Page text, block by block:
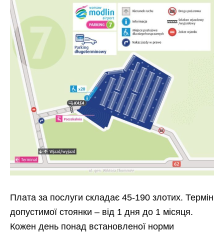
Плата за послуги складає 45-190 злотих. Термін
допустимої стоянки – від 1 дня до 1 місяця.
Кожен день понад встановленої норми